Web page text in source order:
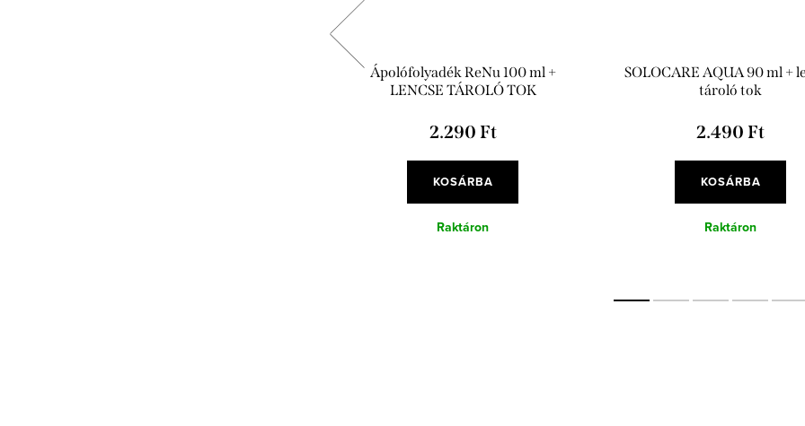
Ápolófolyadék ReNu 100 ml +
LENCSE TÁROLÓ TOK
2.290 Ft
KOSÁRBA
Raktáron
SOLOCARE AQUA 90 ml +
tároló tok
2.490 Ft
KOSÁRBA
Raktáron